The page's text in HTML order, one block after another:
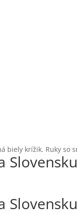
Slovensku
Slovensku